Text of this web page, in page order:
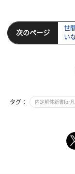
次のページ
世
い
タグ： 内定解体新書for